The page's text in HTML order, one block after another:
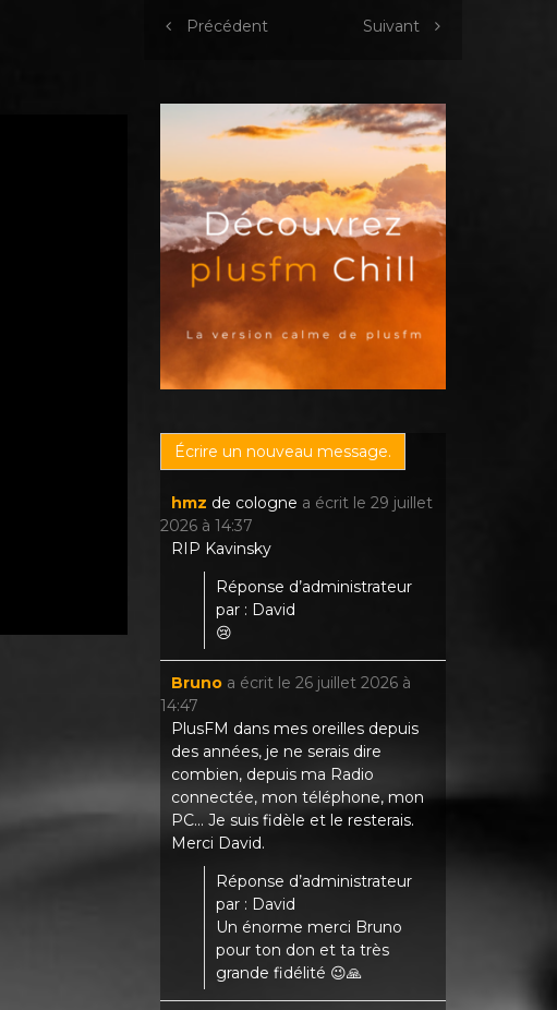
Précédent Suivant
hmz de cologne a écrit le 29 juillet
2026 à 14:37
RIP Kavinsky
Réponse d’administrateur
par : David
😢
Bruno a écrit le 26 juillet 2026 à
14:47
PlusFM dans mes oreilles depuis
des années, je ne serais dire
combien, depuis ma Radio
connectée, mon téléphone, mon
PC... Je suis fidèle et le resterais.
Merci David.
Réponse d’administrateur
par : David
Un énorme merci Bruno
pour ton don et ta très
grande fidélité 😉🙏